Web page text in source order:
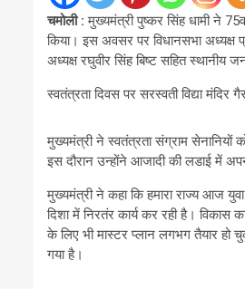
चमोली : मुख्यमंत्री पुष्कर सिंह धामी ने
किया। इस अवसर पर विधानसभा अध्यक्ष
अध्यक्ष रघुवीर सिंह बिष्ट सहित स्थानीय
स्वतंत्रता दिवस पर सरस्वती विद्या मंदिर
मुख्यमंत्री ने स्वतंत्रता संग्राम सेनानियों
इस दौरान उन्होंने आजादी की लडाई में
मुख्यमंत्री ने कहा कि हमारा राज्य आज
दिशा में निरतंर कार्य कर रही है। विकास
के लिए भी मास्टर प्लान लगभग तैयार हो
गया है।